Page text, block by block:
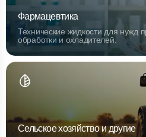
Фармацевтика
Технические жидкости для нужд
обработки и охладителей.
Сельское хозяйство и другие